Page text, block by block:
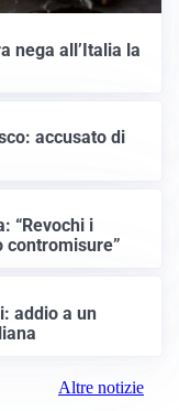
nega all’Italia la
accusato di
“Revochi i
addio a un
Altre notizie